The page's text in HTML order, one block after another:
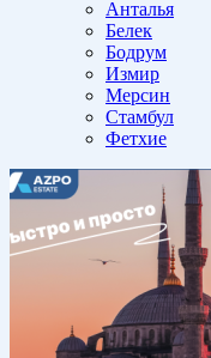
Анталья
Белек
Бодрум
Измир
Мерсин
Стамбул
Фетхие